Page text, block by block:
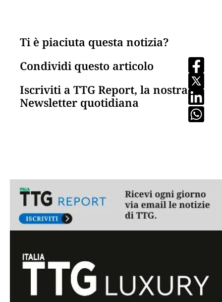
Ti è piaciuta questa notizia?
Condividi questo articolo
Iscriviti a TTG Report, la nostra
Newsletter quotidiana